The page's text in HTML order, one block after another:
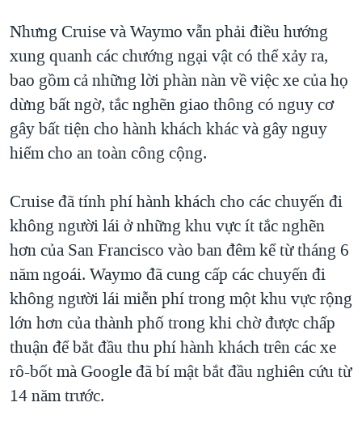
Nhưng Cruise và Waymo vẫn phải điều hướng
xung quanh các chướng ngại vật có thể xảy ra,
bao gồm cả những lời phàn nàn về việc xe của họ
dừng bất ngờ, tắc nghẽn giao thông có nguy cơ
gây bất tiện cho hành khách khác và gây nguy
hiểm cho an toàn công cộng.
Cruise đã tính phí hành khách cho các chuyến đi
không người lái ở những khu vực ít tắc nghẽn
hơn của San Francisco vào ban đêm kể từ tháng 6
năm ngoái. Waymo đã cung cấp các chuyến đi
không người lái miễn phí trong một khu vực rộng
lớn hơn của thành phố trong khi chờ được chấp
thuận để bắt đầu thu phí hành khách trên các xe
rô-bốt mà Google đã bí mật bắt đầu nghiên cứu từ
14 năm trước.